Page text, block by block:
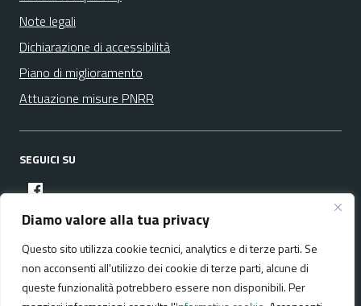
Diamo valore alla tua privacy
Questo sito utilizza cookie tecnici, analytics e di terze parti. Se
non acconsenti all'utilizzo dei cookie di terze parti, alcune di
queste funzionalità potrebbero essere non disponibili. Per
Note legali
Dichiarazione di accessibilità
Piano di miglioramento
Attuazione misure PNRR
SEGUICI SU
facebook
Media policy Mappa del sito